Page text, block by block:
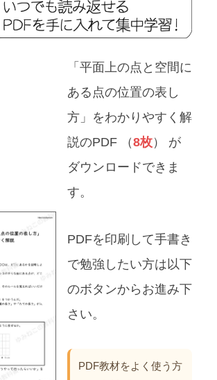
「平面上の点と空間に
ある点の位置の表し
方」をわかりやすく解
説のPDF （8枚） が
ダウンロードできま
す。
PDFを印刷して手書き
で勉強したい方は以下
のボタンからお進み下
さい。
PDF教材をよく使う方